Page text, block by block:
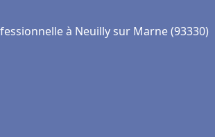
à Neuilly sur Marne (93330)